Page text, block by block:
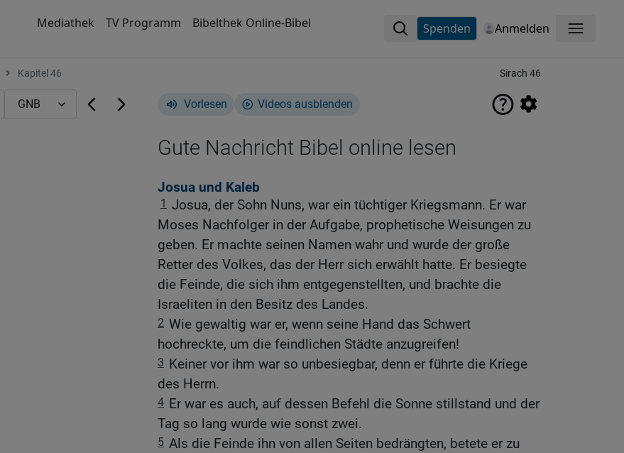
Mediathek TV Programm Bibelthek Online-Bibel Spenden Anmelden Menü
Kapitel 46 Sirach 46
Vorlesen Videos ausblenden
Gute Nachricht Bibel online lesen
Josua und Kaleb
1 Josua, der Sohn Nuns, war ein tüchtiger Kriegsmann. Er war
Moses Nachfolger in der Aufgabe, prophetische Weisungen zu
geben. Er machte seinen Namen wahr und wurde der große
Retter des Volkes, das der Herr sich erwählt hatte. Er besiegte
die Feinde, die sich ihm entgegenstellten, und brachte die
Israeliten in den Besitz des Landes.
2 Wie gewaltig war er, wenn seine Hand das Schwert
hochreckte, um die feindlichen Städte anzugreifen!
3 Keiner vor ihm war so unbesiegbar, denn er führte die Kriege
des Herrn.
4 Er war es auch, auf dessen Befehl die Sonne stillstand und der
Tag so lang wurde wie sonst zwei.
5 Als die Feinde ihn von allen Seiten bedrängten, betete er zu